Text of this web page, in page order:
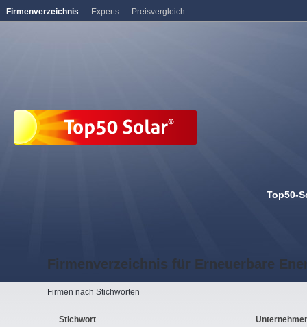
Top50-
Firmenverzeichnis für Erneuerbare
Firmen nach Stichworten
Stichwort
Firmenverzeichnis Experts Preisvergleich